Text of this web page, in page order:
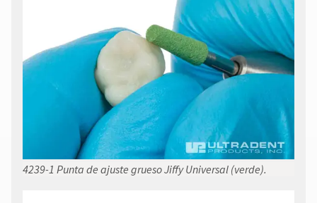
4239-1 Punta de ajuste grueso Jiffy Universal (verde).